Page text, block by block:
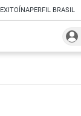
EXITOÍNAPERFIL BRASIL